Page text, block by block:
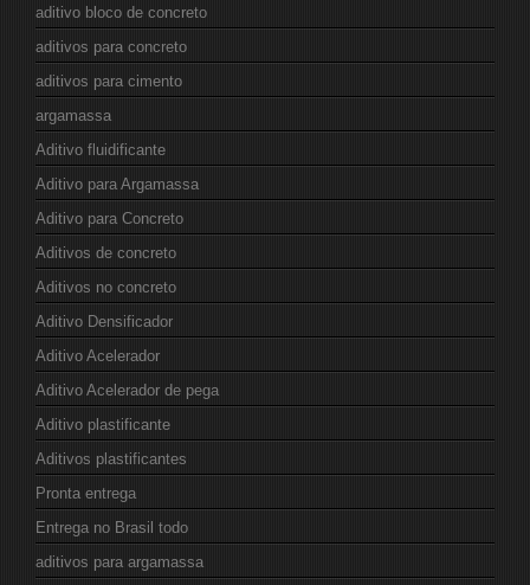
aditivo bloco de concreto
aditivos para concreto
aditivos para cimento
argamassa
Aditivo fluidificante
Aditivo para Argamassa
Aditivo para Concreto
Aditivos de concreto
Aditivos no concreto
Aditivo Densificador
Aditivo Acelerador
Aditivo Acelerador de pega
Aditivo plastificante
Aditivos plastificantes
Pronta entrega
Entrega no Brasil todo
aditivos para argamassa